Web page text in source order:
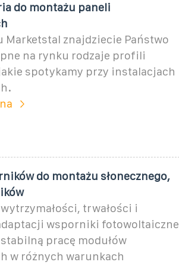
do montażu paneli
Marketstal znajdziecie Państwo
na rynku rodzaje profili
spotykamy przy instalacjach
do montażu słonecznego,
trwałości i
wsporniki fotowoltaiczne
pracę modułów
w różnych warunkach